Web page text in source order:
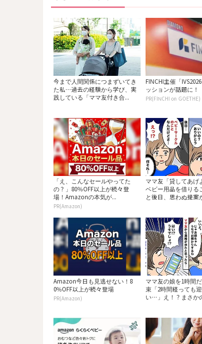
今まで人間関係につまずいてき
た私…過去の経験から学び、実
践している「ママ友付き合...
FINCHI主催「
ッションが話題に！
PR(FINCHI on GOETHE)
「え、こんなセールやってた
の？」80％OFF以上が続々登
場！Amazonの本気が...
PR(Amazon)
ママ友「貸してあげ
ベビー用品を借りる
と後日、思わぬ提案
Amazon今日も見逃せない！8
0%OFF以上が続々登場
PR(Amazon)
ママ友の娘を1時間
束「2時間経っても
い…」え！？まさか